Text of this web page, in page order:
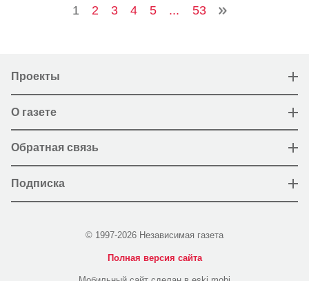
1 2 3 4 5 ... 53
Проекты
О газете
Обратная связь
Подписка
© 1997-2026 Независимая газета
Полная версия сайта